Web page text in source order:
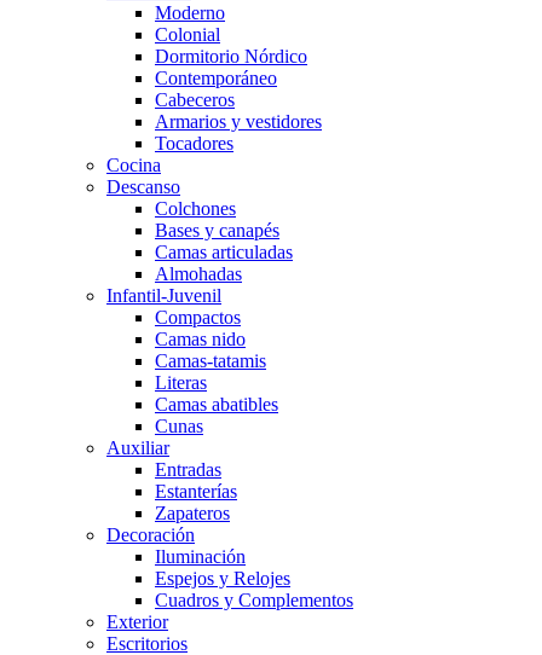
Moderno
Colonial
Dormitorio Nórdico
Contemporáneo
Cabeceros
Armarios y vestidores
Tocadores
Cocina
Descanso
Colchones
Bases y canapés
Camas articuladas
Almohadas
Infantil-Juvenil
Compactos
Camas nido
Camas-tatamis
Literas
Camas abatibles
Cunas
Auxiliar
Entradas
Estanterías
Zapateros
Decoración
Iluminación
Espejos y Relojes
Cuadros y Complementos
Exterior
Escritorios